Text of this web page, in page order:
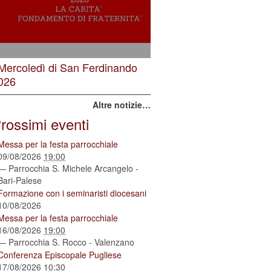
di San Ferdinando
Altre notizie…
eventi
per la festa parrocchiale
08/2026 19:00
Parrocchia S. Michele Arcangelo -
Palese
con i seminaristi diocesani
08/2026
per la festa parrocchiale
08/2026 19:00
Parrocchia S. Rocco - Valenzano
Episcopale Pugliese
08/2026 10:30